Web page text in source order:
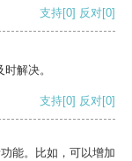
支持[0] 反对[0]
解决。
支持[0] 反对[0]
能。比如，可以增加